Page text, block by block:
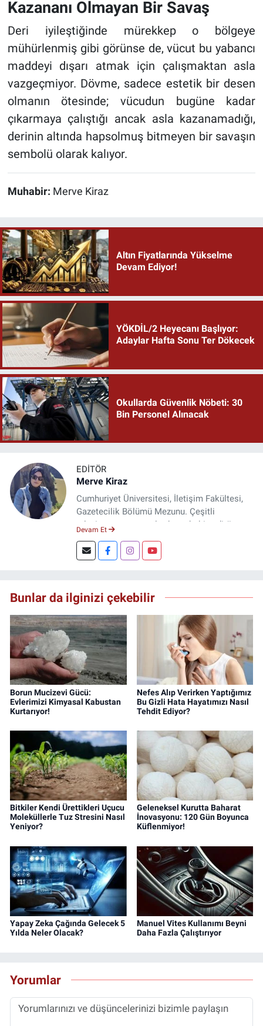
Kazananı Olmayan Bir Savaş
Deri iyileştiğinde mürekkep o bölgeye
mühürlenmiş gibi görünse de, vücut bu yabancı
maddeyi dışarı atmak için çalışmaktan asla
vazgeçmiyor. Dövme, sadece estetik bir desen
olmanın ötesinde; vücudun bugüne kadar
çıkarmaya çalıştığı ancak asla kazanamadığı,
derinin altında hapsolmuş bitmeyen bir savaşın
sembolü olarak kalıyor.
Muhabir: Merve Kiraz
Altın Fiyatlarında Yükselme
Devam Ediyor!
YÖKDİL/2 Heyecanı Başlıyor:
Adaylar Hafta Sonu Ter Dökecek
Okullarda Güvenlik Nöbeti: 30
Bin Personel Alınacak
EDITÖR
Merve Kiraz
Cumhuriyet Üniversitesi, İletişim Fakültesi,
Gazetecilik Bölümü Mezunu. Çeşitli
televizyon ve gazetelerde muhabir, editör,
Şuan, www.dogugazetesi.com adlı haber
sitesinin Yazı İşleri Müdürlüğünü yürütmekte.
Devam Et
Bunlar da ilginizi çekebilir
Borun Mucizevi Gücü:
Evlerimizi Kimyasal Kabustan
Kurtarıyor!
Nefes Alıp Verirken Yaptığımız
Bu Gizli Hata Hayatımızı Nasıl
Tehdit Ediyor?
Bitkiler Kendi Ürettikleri Uçucu
Moleküllerle Tuz Stresini Nasıl
Yeniyor?
Geleneksel Kurutta Baharat
İnovasyonu: 120 Gün Boyunca
Küflenmiyor!
Yapay Zeka Çağında Gelecek 5
Yılda Neler Olacak?
Manuel Vites Kullanımı Beyni
Daha Fazla Çalıştırıyor
Yorumlar